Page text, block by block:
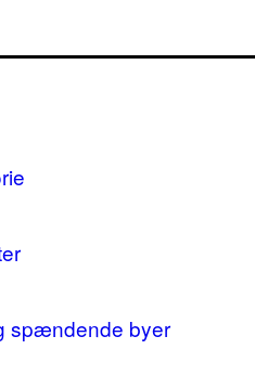
spændende byer